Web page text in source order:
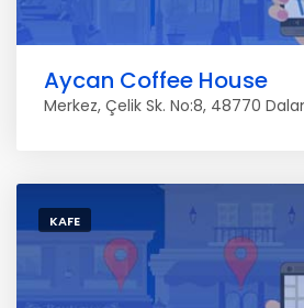
Aycan Coffee House
Merkez, Çelik Sk. No:8, 48770
KAFE